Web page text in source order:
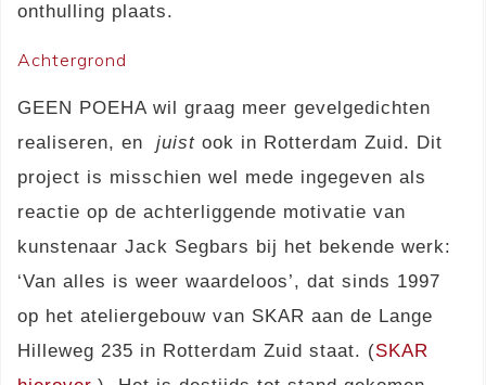
onthulling plaats.
Achtergrond
GEEN POEHA wil graag meer gevelgedichten
realiseren, en juist ook in Rotterdam Zuid. Dit
project is misschien wel mede ingegeven als
reactie op de achterliggende motivatie van
kunstenaar Jack Segbars bij het bekende werk:
‘Van alles is weer waardeloos’, dat sinds 1997
op het ateliergebouw van SKAR aan de Lange
Hilleweg 235 in Rotterdam Zuid staat. (SKAR